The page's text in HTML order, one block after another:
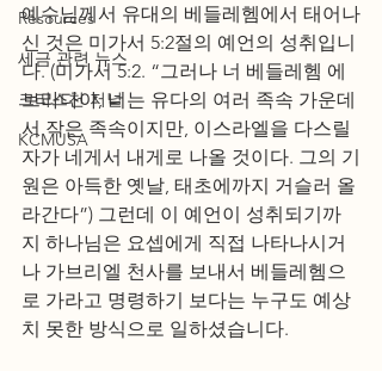
Resources
세금 관련 뉴스
크리스천 저널
KCMUSA
예수님께서 유대의 베들레헴에서 태어나
신 것은 미가서 5:2절의 예언의 성취입니
다. (미가서 5:2. “그러나 너 베들레헴 에
브라다야, 너는 유다의 여러 족속 가운데
서 작은 족속이지만, 이스라엘을 다스릴
자가 네게서 내게로 나올 것이다. 그의 기
원은 아득한 옛날, 태초에까지 거슬러 올
라간다”) 그런데 이 예언이 성취되기까
지 하나님은 요셉에게 직접 나타나시거
나 가브리엘 천사를 보내서 베들레헴으
로 가라고 명령하기 보다는 누구도 예상
치 못한 방식으로 일하셨습니다.